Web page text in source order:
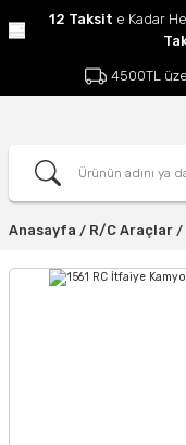
12 Taksit e Kadar
4500TL
Anasayfa R/C Araçlar